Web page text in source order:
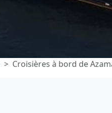
Croisières à bord de